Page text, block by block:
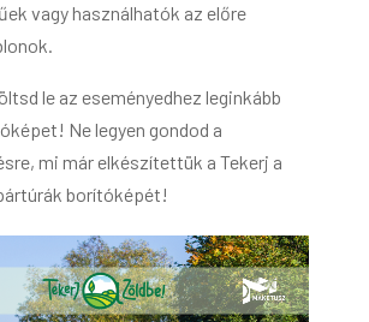
vagy használhatók az előre
le az eseményedhez leginkább
Ne legyen gondod a
mi már elkészítettük a Tekerj a
borítóképét!